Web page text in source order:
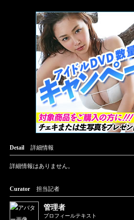
Detail 詳細情報
詳細情報はありません。
Curator 担当記者
管理者
プロフィールテキスト